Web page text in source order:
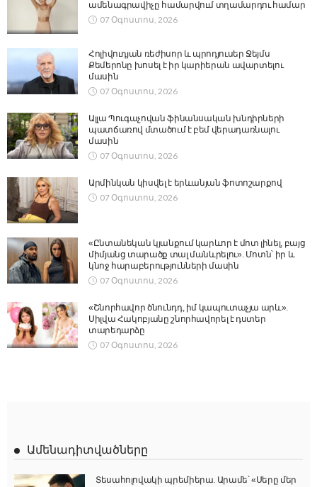
ամենագրավիչը համարվում տղամարդու համար
07 Օգոստոս, 2026
Հոլիվուդյան ռեժիսոր և պրոդյուսեր Ջեյմս
Քեմերոնը խոսել է իր կարիերան ավարտելու
մասին
07 Օգոստոս, 2026
Ալլա Պուգաչովան ֆինանսական խնդիրների
պատճառով մտածում է բեմ վերադառնալու
մասին
07 Օգոստոս, 2026
Արմինկան կիսվել է երևանյան ֆոտոշարքով
07 Օգոստոս, 2026
«Ընտանեկան կյանքում կարևոր է մոտ լինել, բայց
միմյանց տարածք տալ մանևրելու». Մոտն՝ իր և
կնոջ հարաբերությունների մասին
07 Օգոստոս, 2026
«Շնորհավոր ծնունդդ, իմ կապուտաչյա արև».
Սիլվա Հակոբյանը շնորհավորել է դստեր
տարեդարձը
07 Օգոստոս, 2026
Ամենադիտվածները
Տեսահոլովակի պրեմիերա. Արամե՝ «Սերը մեր